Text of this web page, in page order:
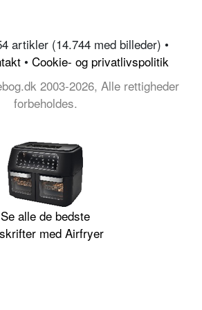
artikler (14.744 med billeder) •
• Cookie- og privatlivspolitik
2003-2026, Alle rettigheder
forbeholdes.
Se alle de bedste
med Airfryer